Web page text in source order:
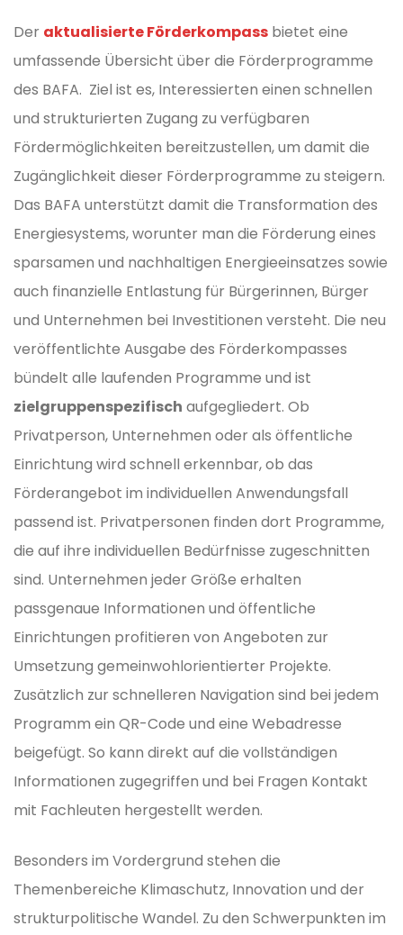
Der aktualisierte Förderkompass bietet eine
umfassende Übersicht über die Förderprogramme
des BAFA. Ziel ist es, Interessierten einen schnellen
und strukturierten Zugang zu verfügbaren
Fördermöglichkeiten bereitzustellen, um damit die
Zugänglichkeit dieser Förderprogramme zu steigern.
Das BAFA unterstützt damit die Transformation des
Energiesystems, worunter man die Förderung eines
sparsamen und nachhaltigen Energieeinsatzes sowie
auch finanzielle Entlastung für Bürgerinnen, Bürger
und Unternehmen bei Investitionen versteht. Die neu
veröffentlichte Ausgabe des Förderkompasses
bündelt alle laufenden Programme und ist
zielgruppenspezifisch aufgegliedert. Ob
Privatperson, Unternehmen oder als öffentliche
Einrichtung wird schnell erkennbar, ob das
Förderangebot im individuellen Anwendungsfall
passend ist. Privatpersonen finden dort Programme,
die auf ihre individuellen Bedürfnisse zugeschnitten
sind. Unternehmen jeder Größe erhalten
passgenaue Informationen und öffentliche
Einrichtungen profitieren von Angeboten zur
Umsetzung gemeinwohlorientierter Projekte.
Zusätzlich zur schnelleren Navigation sind bei jedem
Programm ein QR-Code und eine Webadresse
beigefügt. So kann direkt auf die vollständigen
Informationen zugegriffen und bei Fragen Kontakt
mit Fachleuten hergestellt werden.
Besonders im Vordergrund stehen die
Themenbereiche Klimaschutz, Innovation und der
strukturpolitische Wandel. Zu den Schwerpunkten im